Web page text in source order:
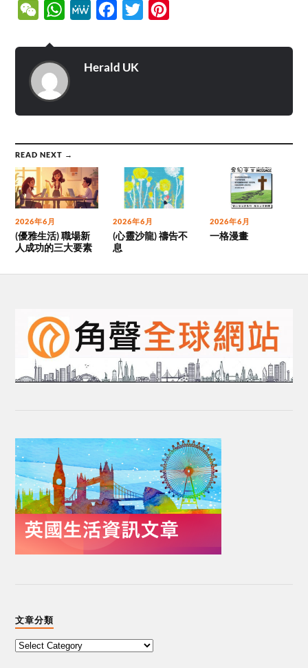
WeChatWhatsApp
MeWe Facebook
Twitter
Herald UK
READ NEXT →
2026年6月
(優雅生活) 職場新
人成功的三大要素
2026年6月
(心靈沙龍) 禱告不
息
2026年6月
一格漫畫
文章分類